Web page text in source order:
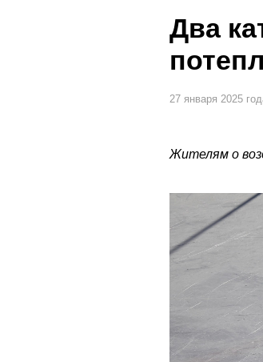
Два
27 января 2025
Жителям о